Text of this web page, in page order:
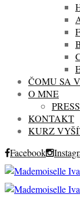
ČOMU SA
O MNE
PRESS
KONTAKT
KURZ
Facebook